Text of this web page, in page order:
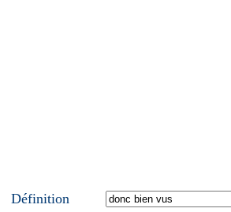
Définition